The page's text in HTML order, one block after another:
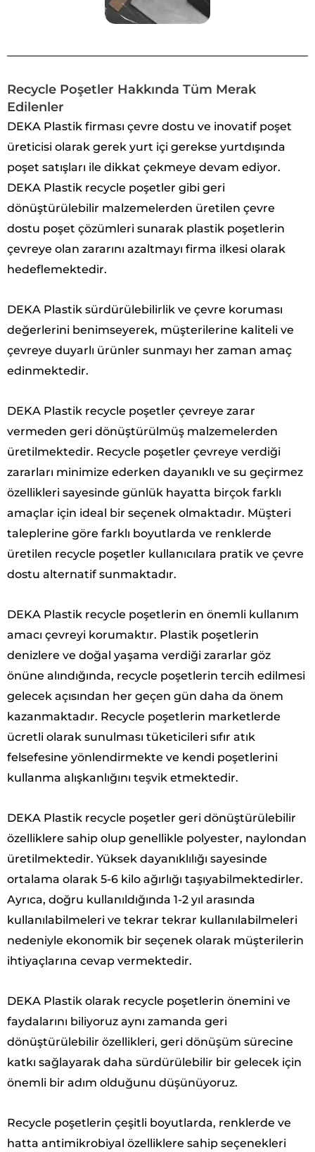
Recycle Poşetler Hakkında Tüm Merak
Edilenler
DEKA Plastik firması çevre dostu ve inovatif poşet
üreticisi olarak gerek yurt içi gerekse yurtdışında
poşet satışları ile dikkat çekmeye devam ediyor.
DEKA Plastik recycle poşetler gibi geri
dönüştürülebilir malzemelerden üretilen çevre
dostu poşet çözümleri sunarak plastik poşetlerin
çevreye olan zararını azaltmayı firma ilkesi olarak
hedeflemektedir.
DEKA Plastik sürdürülebilirlik ve çevre koruması
değerlerini benimseyerek, müşterilerine kaliteli ve
çevreye duyarlı ürünler sunmayı her zaman amaç
edinmektedir.
DEKA Plastik recycle poşetler çevreye zarar
vermeden geri dönüştürülmüş malzemelerden
üretilmektedir. Recycle poşetler çevreye verdiği
zararları minimize ederken dayanıklı ve su geçirmez
özellikleri sayesinde günlük hayatta birçok farklı
amaçlar için ideal bir seçenek olmaktadır. Müşteri
taleplerine göre farklı boyutlarda ve renklerde
üretilen recycle poşetler kullanıcılara pratik ve çevre
dostu alternatif sunmaktadır.
DEKA Plastik recycle poşetlerin en önemli kullanım
amacı çevreyi korumaktır. Plastik poşetlerin
denizlere ve doğal yaşama verdiği zararlar göz
önüne alındığında, recycle poşetlerin tercih edilmesi
gelecek açısından her geçen gün daha da önem
kazanmaktadır. Recycle poşetlerin marketlerde
ücretli olarak sunulması tüketicileri sıfır atık
felsefesine yönlendirmekte ve kendi poşetlerini
kullanma alışkanlığını teşvik etmektedir.
DEKA Plastik recycle poşetler geri dönüştürülebilir
özelliklere sahip olup genellikle polyester, naylondan
üretilmektedir. Yüksek dayanıklılığı sayesinde
ortalama olarak 5-6 kilo ağırlığı taşıyabilmektedirler.
Ayrıca, doğru kullanıldığında 1-2 yıl arasında
kullanılabilmeleri ve tekrar tekrar kullanılabilmeleri
nedeniyle ekonomik bir seçenek olarak müşterilerin
ihtiyaçlarına cevap vermektedir.
DEKA Plastik olarak recycle poşetlerin önemini ve
faydalarını biliyoruz aynı zamanda geri
dönüştürülebilir özellikleri, geri dönüşüm sürecine
katkı sağlayarak daha sürdürülebilir bir gelecek için
önemli bir adım olduğunu düşünüyoruz.
Recycle poşetlerin çeşitli boyutlarda, renklerde ve
hatta antimikrobiyal özelliklere sahip seçenekleri